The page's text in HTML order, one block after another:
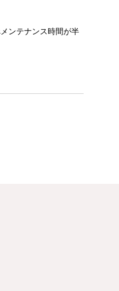
ンテナンス時間が半